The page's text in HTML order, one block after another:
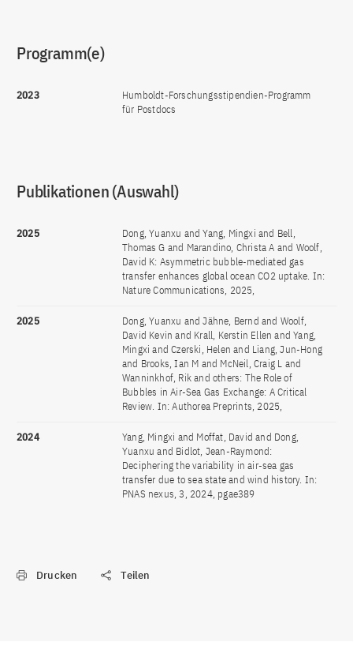
Programm(e)
2023
Humboldt-Forschungsstipendien-Programm
für Postdocs
Publikationen (Auswahl)
2025
Dong, Yuanxu and Yang, Mingxi and Bell,
Thomas G and Marandino, Christa A and Woolf,
David K: Asymmetric bubble-mediated gas
transfer enhances global ocean CO2 uptake. In:
Nature Communications, 2025,
2025
Dong, Yuanxu and Jähne, Bernd and Woolf,
David Kevin and Krall, Kerstin Ellen and Yang,
Mingxi and Czerski, Helen and Liang, Jun-Hong
and Brooks, Ian M and McNeil, Craig L and
Wanninkhof, Rik and others: The Role of
Bubbles in Air-Sea Gas Exchange: A Critical
Review. In: Authorea Preprints, 2025,
2024
Yang, Mingxi and Moffat, David and Dong,
Yuanxu and Bidlot, Jean-Raymond:
Deciphering the variability in air-sea gas
transfer due to sea state and wind history. In:
PNAS nexus, 3, 2024, pgae389
Drucken Teilen